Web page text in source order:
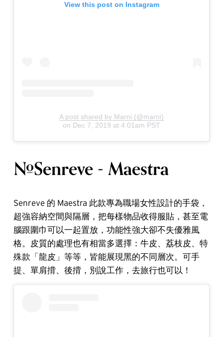
View this post on Instagram
A post shared by Marni (@marni)
on Dec 7, 2019 at 4:01am PST
#Senreve - Maestra
Senreve 的 Maestra 此款專為職場女性設計的手袋，
超強容納空間與隔層，把每樣物品收得服貼，甚至電
腦跟圍巾可以一起置放，功能性強大卻不失優雅風
格。皮質的處理也有相當多選擇：牛皮、荔枝皮、特
殊款「龍皮」等等，皆能展現黑的不同層次。可手
提、單肩揹、後揹，別說工作，去旅行也可以！